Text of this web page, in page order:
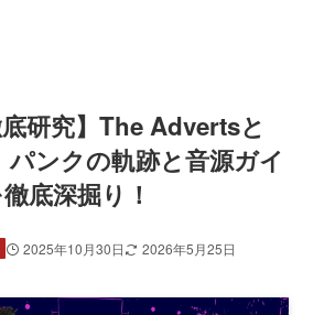
底研究】The Advertsと
パンクの軌跡と音源ガイ
徹底深掘り！
2025年10月30日 2026年5月25日